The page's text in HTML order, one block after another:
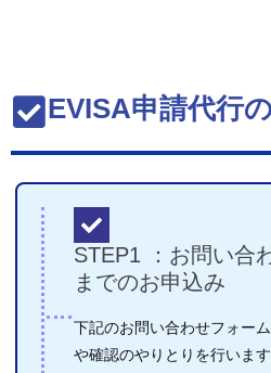
EVISA申請代行
STEP1 ：お問い合
までのお申込み
下記のお問い合わせフォー
や確認のやりとりを行いま